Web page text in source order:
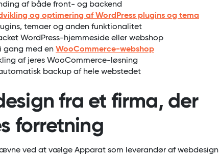
af både front- og backend
og optimering af WordPress plugins og tema
temaer og anden funktionalitet
WordPress-hjemmeside eller webshop
gang med en WooCommerce-webshop
af jeres WooCommerce-løsning
backup af hele webstedet
fra et firma, der
forretning
ved at vælge Apparat som leverandør af webdesign